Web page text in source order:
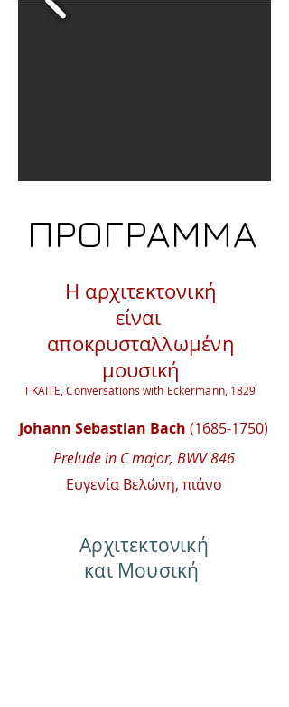
ΠΡΟΓΡΑΜΜΑ
H αρχιτεκτονική
είναι
αποκρυσταλλωμένη
μουσική
ΓΚΑΙΤΕ, Conversations with Eckermann, 1829
Johann Sebastian Bach (1685-1750)
Prelude in C major, BWV 846
Ευγενία Βελώνη, πιάνο
Αρχιτεκτονική
και Μουσική